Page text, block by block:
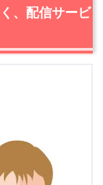
、配信サービ